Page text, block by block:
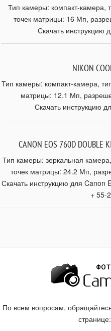
Тип камеры: компакт-камера,
точек матрицы: 16 Мп,
Скачать инструкцию
NIKON
Тип камеры: компакт-камера,
матрицы: 12.1 Мп,
Скачать инструкцию
CANON EOS 760D DOUBLE
Тип камеры: зеркальная
точек матрицы: 24.2 Мп,
Скачать инструкцию для Canon
+ 55-
По всем вопросам,
странице: